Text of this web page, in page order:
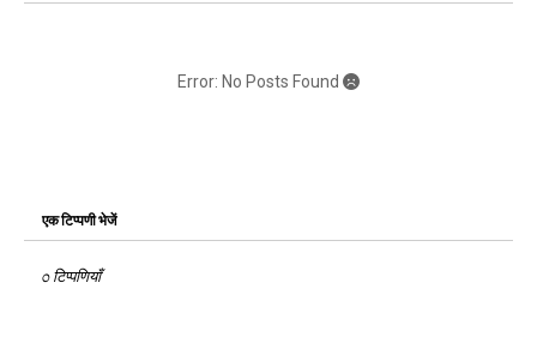
Error: No Posts Found
एक टिप्पणी भेजें
0 टिप्पणियाँ